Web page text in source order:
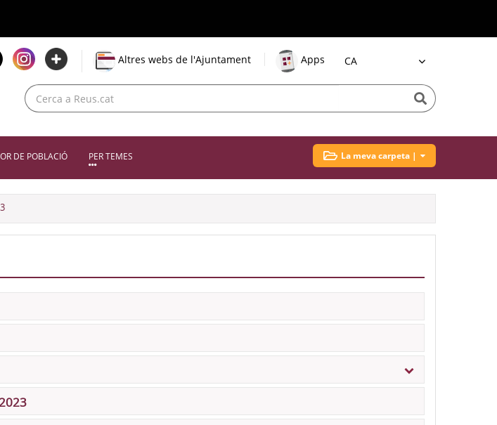
Altres webs de l'Ajuntament Apps
Idioma
DE POBLACIÓ PER TEMES La meva carpeta |